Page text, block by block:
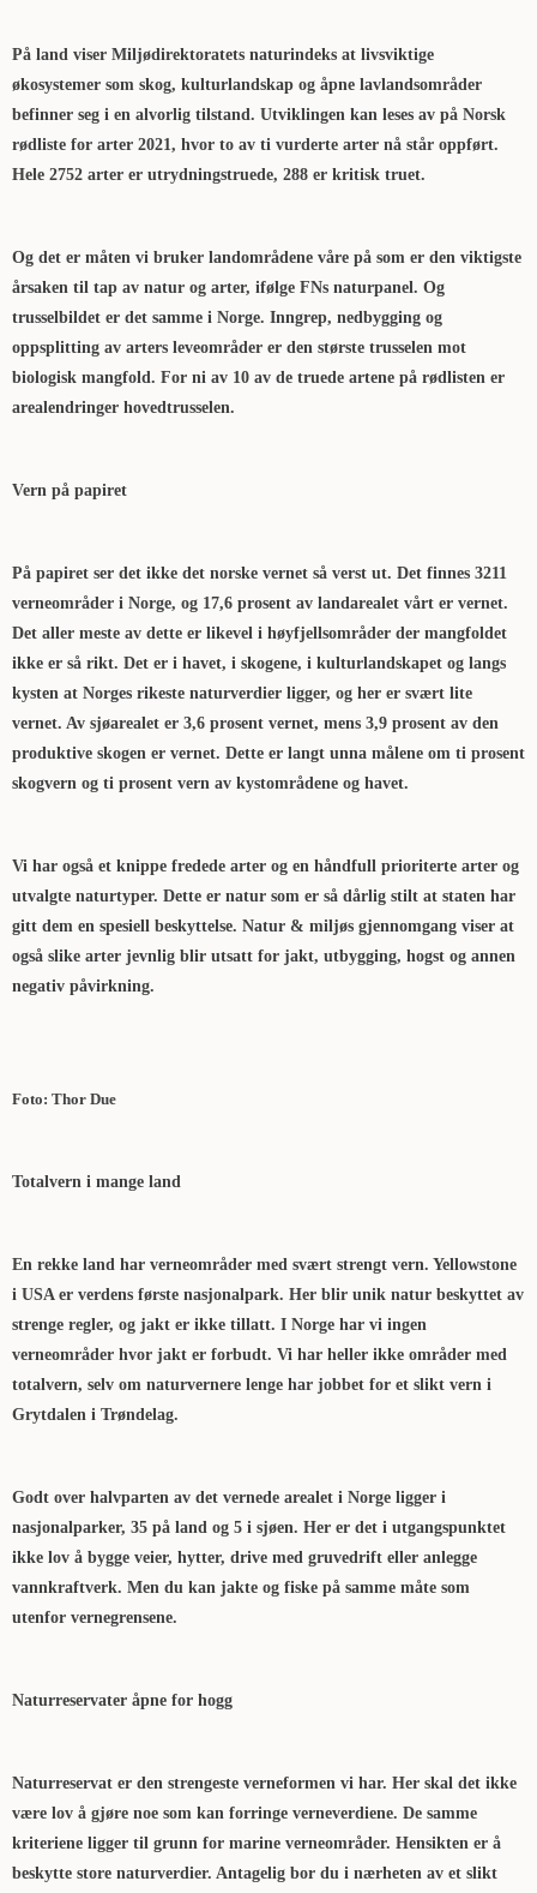
På land viser Miljødirektoratets naturindeks at livsviktige
økosystemer som skog, kulturlandskap og åpne lavlandsområder
befinner seg i en alvorlig tilstand. Utviklingen kan leses av på Norsk
rødliste for arter 2021, hvor to av ti vurderte arter nå står oppført.
Hele 2752 arter er utrydningstruede, 288 er kritisk truet.
Og det er måten vi bruker landområdene våre på som er den viktigste
årsaken til tap av natur og arter, ifølge FNs naturpanel. Og
trusselbildet er det samme i Norge. Inngrep, nedbygging og
oppsplitting av arters leveområder er den største trusselen mot
biologisk mangfold. For ni av 10 av de truede artene på rødlisten er
arealendringer hovedtrusselen.
Vern på papiret
På papiret ser det ikke det norske vernet så verst ut. Det finnes 3211
verneområder i Norge, og 17,6 prosent av landarealet vårt er vernet.
Det aller meste av dette er likevel i høyfjellsområder der mangfoldet
ikke er så rikt. Det er i havet, i skogene, i kulturlandskapet og langs
kysten at Norges rikeste naturverdier ligger, og her er svært lite
vernet. Av sjøarealet er 3,6 prosent vernet, mens 3,9 prosent av den
produktive skogen er vernet. Dette er langt unna målene om ti prosent
skogvern og ti prosent vern av kystområdene og havet.
Vi har også et knippe fredede arter og en håndfull prioriterte arter og
utvalgte naturtyper. Dette er natur som er så dårlig stilt at staten har
gitt dem en spesiell beskyttelse. Natur & miljøs gjennomgang viser at
også slike arter jevnlig blir utsatt for jakt, utbygging, hogst og annen
negativ påvirkning.
Foto: Thor Due
Totalvern i mange land
En rekke land har verneområder med svært strengt vern. Yellowstone
i USA er verdens første nasjonalpark. Her blir unik natur beskyttet av
strenge regler, og jakt er ikke tillatt. I Norge har vi ingen
verneområder hvor jakt er forbudt. Vi har heller ikke områder med
totalvern, selv om naturvernere lenge har jobbet for et slikt vern i
Grytdalen i Trøndelag.
Godt over halvparten av det vernede arealet i Norge ligger i
nasjonalparker, 35 på land og 5 i sjøen. Her er det i utgangspunktet
ikke lov å bygge veier, hytter, drive med gruvedrift eller anlegge
vannkraftverk. Men du kan jakte og fiske på samme måte som
utenfor vernegrensene.
Naturreservater åpne for hogg
Naturreservat er den strengeste verneformen vi har. Her skal det ikke
være lov å gjøre noe som kan forringe verneverdiene. De samme
kriteriene ligger til grunn for marine verneområder. Hensikten er å
beskytte store naturverdier. Antagelig bor du i nærheten av et slikt